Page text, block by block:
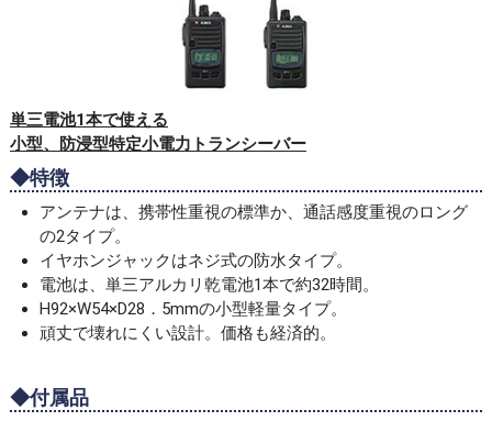
単三電池1本で使える
小型、防浸型特定小電力トランシーバー
◆特徴
アンテナは、携帯性重視の標準か、通話感度重視のロング
の2タイプ。
イヤホンジャックはネジ式の防水タイプ。
電池は、単三アルカリ乾電池1本で約32時間。
H92×W54×D28．5mmの小型軽量タイプ。
頑丈で壊れにくい設計。価格も経済的。
◆付属品